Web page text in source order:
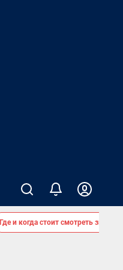
Где и когда стоит смотреть